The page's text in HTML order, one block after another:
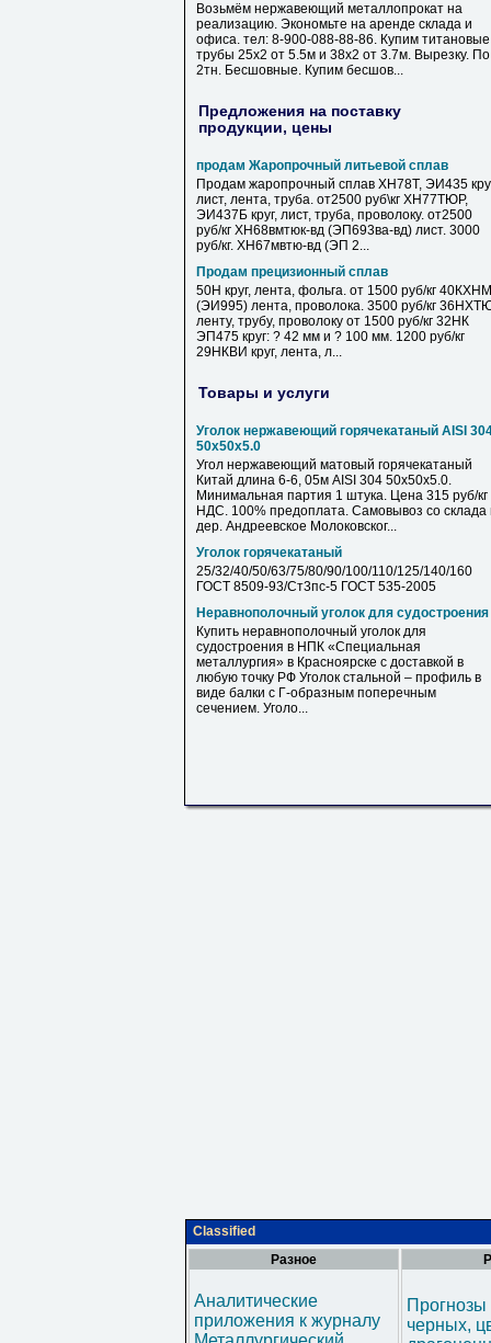
Возьмём нержавеющий металлопрокат на
реализацию. Экономьте на аренде склада и
офиса. тел: 8-900-088-88-86. Купим титановые
трубы 25х2 от 5.5м и 38х2 от 3.7м. Вырезку. По
2тн. Бесшовные. Купим бесшов...
Предложения на поставку
продукции, цены
продам Жаропрочный литьевой сплав
Продам жаропрочный сплав ХН78Т, ЭИ435
лист, лента, труба. от2500 руб\кг ХН77ТЮР,
ЭИ437Б круг, лист, труба, проволоку. от2500
руб/кг ХН68вмтюк-вд (ЭП693ва-вд) лист. 3000
руб/кг. ХН67мвтю-вд (ЭП 2...
Продам прецизионный сплав
50Н круг, лента, фольга. от 1500 руб/кг 40КХНМ
(ЭИ995) лента, проволока. 3500 руб/кг
ленту, трубу, проволоку от 1500 руб/кг 32НК
ЭП475 круг: ? 42 мм и ? 100 мм. 1200 руб/кг
29НКВИ круг, лента, л...
Товары и услуги
Уголок нержавеющий горячекатаный AISI
50х50х5.0
Угол нержавеющий матовый горячекатаный
Китай длина 6-6, 05м AISI 304 50х50х5.0.
Минимальная партия 1 штука. Цена 315 руб/кг
НДС. 100% предоплата. Самовывоз со склада
дер. Андреевское Молоковског...
Уголок горячекатаный
25/32/40/50/63/75/80/90/100/110/125/140/160
ГОСТ 8509-93/Ст3пс-5 ГОСТ 535-2005
Неравнополочный уголок для судостроения
Купить неравнополочный уголок для
судостроения в НПК «Специальная
металлургия» в Красноярске с доставкой в
любую точку РФ Уголок стальной – профиль в
виде балки с Г-образным поперечным
сечением. Уголо...
Classified
Разное
Аналитические
приложения к журналу
черных,